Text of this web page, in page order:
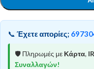
📞 Έχετε απορίες;
🛡️ Πληρωμές με Κάρτα,
Συναλλαγών!